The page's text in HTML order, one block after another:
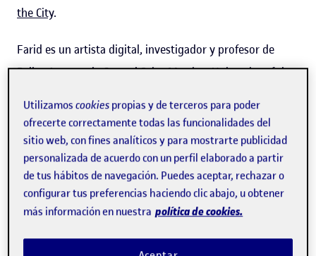
the City.
Farid es un artista digital, investigador y profesor de
Bellas Artes en la Central Saint Martins, University of the
seleccionados de lasresidencias S+T+ARTS(Science,
Technology and the Arts), un programa impulsado por la
Comisión Europea que invita a artistas a dar una
respuesta a los retos a que deben enfrentarse las
regiones europeas combinando la creatividad y las
Utilizamoscookies propias y de terceros para poder
ofrecerte correctamente todas las funcionalidades del
sitio web, con fines analíticos y para mostrarte publicidad
personalizada de acuerdo con un perfil elaborado a partir
de tus hábitos de navegación. Puedes aceptar, rechazar o
configurar tus preferencias haciendo clic abajo, u obtener
más información en nuestra política de cookies.